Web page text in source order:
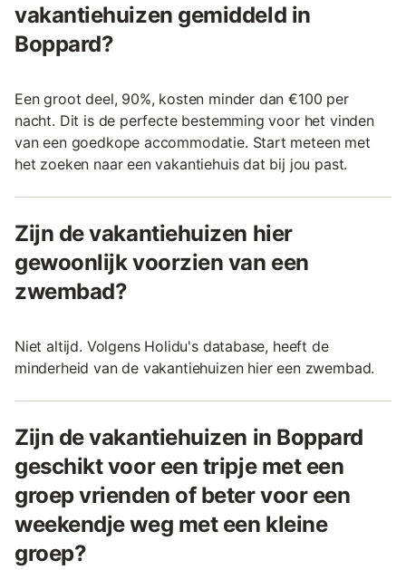
vakantiehuizen gemiddeld in
Boppard?
Een groot deel, 90%, kosten minder dan €100 per
nacht. Dit is de perfecte bestemming voor het vinden
van een goedkope accommodatie. Start meteen met
het zoeken naar een vakantiehuis dat bij jou past.
Zijn de vakantiehuizen hier
gewoonlijk voorzien van een
zwembad?
Niet altijd. Volgens Holidu's database, heeft de
minderheid van de vakantiehuizen hier een zwembad.
Zijn de vakantiehuizen in Boppard
geschikt voor een tripje met een
groep vrienden of beter voor een
weekendje weg met een kleine
groep?